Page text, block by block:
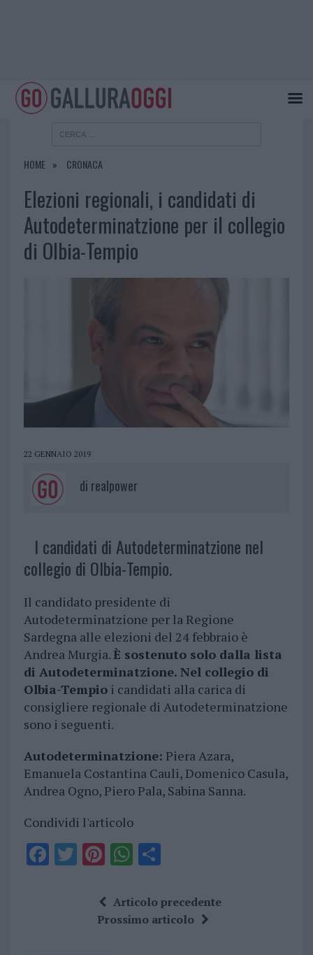
HOME CRONACA
Elezioni regionali, i candidati di
Autodeterminatzione per il collegio
di Olbia-Tempio
22 GENNAIO 2019
di realpower
I candidati di Autodeterminatzione nel
collegio di Olbia-Tempio.
Il candidato presidente di
Autodeterminatzione per la Regione
Sardegna alle elezioni del 24 febbraio è
Andrea Murgia.È sostenuto solo dalla lista
di Autodeterminatzione. Nel collegio di
Olbia-Tempioi candidati alla carica di
consigliere regionale di Autodeterminatzione
sono i seguenti.
Autodeterminatzione: Piera Azara,
Emanuela Costantina Cauli, Domenico Casula,
Andrea Ogno, Piero Pala, Sabina Sanna.
Condividi l'articolo
F T Pi
te
re
W
at
s
S
a
re
Articolo precedente
Prossimo articolo